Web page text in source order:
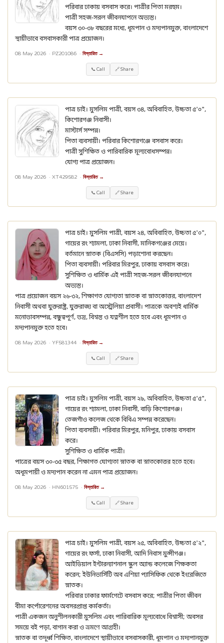
পরিবার ঢাকায় বসবাস করে। পাত্রীর পিতা মরহুম।
পাত্রী সহজ-সরল জীবনযাপনে অভ্যস্ত।
বয়স ৩০-৩৮ বছরের মধ্যে, ধূমপান ও মদ্যপানমুক্ত, বাংলাদেশে
স্থায়ীভাবে বসবাসকারী পাত্র প্রয়োজন।
08 May 2026 · PZ201086 · বিস্তারিত →
📞 Call 🔗 Share
পাত্র চাই। মুসলিম পাত্রী, বয়স ৩৪, অবিবাহিত, উচ্চতা ৫'০",
কিশোরগঞ্জ নিবাসী।
মাস্টার্স সম্পন্ন।
পিতা ব্যবসায়ী। পরিবার কিশোরগঞ্জে বসবাস করে।
পাত্রী সুশিক্ষিত ও পারিবারিক মূল্যবোধসম্পন্ন।
যোগ্য পাত্র প্রয়োজন।
08 May 2026 · XT429582 · বিস্তারিত →
📞 Call 🔗 Share
পাত্র চাই। মুসলিম পাত্রী, বয়স ২৪, অবিবাহিত, উচ্চতা ৫'০",
গায়ের রং শ্যামলা, ঢাকা নিবাসী, মানিকগঞ্জের মেয়ে।
বর্তমানে স্নাতক (বিএসসি) পড়াশোনা করছেন।
পিতা ব্যবসায়ী। পরিবার মিরপুর, ঢাকায় বসবাস করে।
সুশিক্ষিত ও ধার্মিক এই পাত্রী সহজ-সরল জীবনযাপনে
অভ্যস্ত।
পাত্র প্রয়োজন বয়স ২৬-৩২, শিক্ষাগত যোগ্যতা স্নাতক বা স্নাতকোত্তর, বাংলাদেশ
নিবাসী অথবা যুক্তরাষ্ট্র, যুক্তরাজ্য বা অস্ট্রেলিয়া প্রবাসী। পাত্রকে অবশ্যই ধার্মিক
মনোভাবসম্পন্ন, বন্ধুত্বপূর্ণ, ভদ্র, বিশ্বস্ত ও যত্নশীল হতে হবে এবং ধূমপান ও
মদ্যপানমুক্ত হতে হবে।
08 May 2026 · YF581344 · বিস্তারিত →
📞 Call 🔗 Share
পাত্র চাই। মুসলিম পাত্রী, বয়স ২৯, অবিবাহিত, উচ্চতা ৫'৫",
গায়ের রং শ্যামলা, ঢাকা নিবাসী, বাড়ি কিশোরগঞ্জ।
তেজগাঁও কলেজ থেকে বিবিএ সম্পন্ন করেছেন।
পিতা ব্যবসায়ী। পরিবার মিরপুর, মনিপুর, ঢাকায় বসবাস
করে।
সুশিক্ষিত ও ধার্মিক পাত্রী।
পাত্রের বয়স ৩০-৩৫ বছর, শিক্ষাগত যোগ্যতা স্নাতক বা স্নাতকোত্তর হতে হবে।
অধূমপায়ী ও মদ্যপান করেন না এমন পাত্র প্রয়োজন।
08 May 2026 · HN601575 · বিস্তারিত →
📞 Call 🔗 Share
পাত্র চাই। মুসলিম পাত্রী, বয়স ২৫, অবিবাহিত, উচ্চতা ৫'২",
গায়ের রং ফর্সা, ঢাকা নিবাসী, আদি নিবাস মুন্সীগঞ্জ।
আইডিয়াল ইন্টারন্যাশনাল স্কুল অ্যান্ড কলেজে শিক্ষকতা
করেন; ইউনিভার্সিটি অব এশিয়া প্যাসিফিক থেকে ইংরেজিতে
স্নাতক।
পরিবার ঢাকার ফার্মগেটে বসবাস করে; পাত্রীর পিতা জীবন
বীমা কর্পোরেশনের অবসরপ্রাপ্ত কর্মকর্তা।
পাত্রী একজন অনুশীলনকারী মুসলিম এবং পারিবারিক মূল্যবোধে বিশ্বাসী; অবসর
সময়ে বই পড়া, বাগান করা ও ভ্রমণে আগ্রহী।
স্নাতক বা তদূর্ধ্ব শিক্ষিত, বাংলাদেশে স্থায়ীভাবে বসবাসকারী, ধূমপান ও মদ্যপানমুক্ত